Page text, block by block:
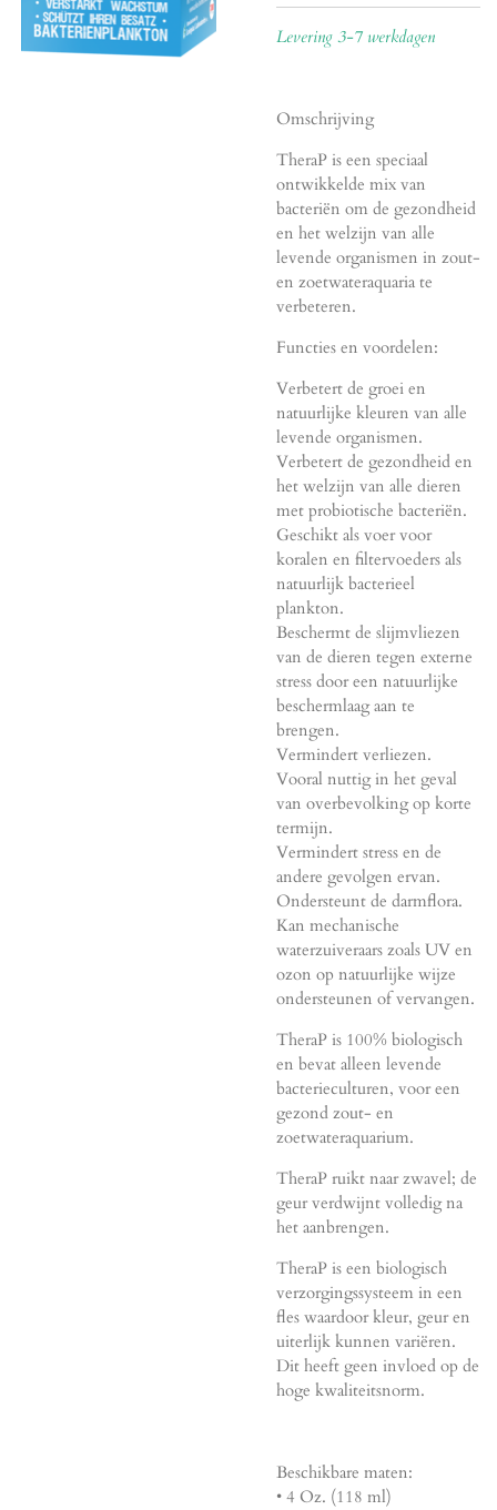
Levering 3-7 werkdagen
Omschrijving
TheraP is een speciaal
ontwikkelde mix van
bacteriën om de gezondheid
en het welzijn van alle
levende organismen in zout-
en zoetwateraquaria te
verbeteren.
Functies en voordelen:
Verbetert de groei en
natuurlijke kleuren van alle
levende organismen.
Verbetert de gezondheid en
het welzijn van alle dieren
met probiotische bacteriën.
Geschikt als voer voor
koralen en filtervoeders als
natuurlijk bacterieel
plankton.
Beschermt de slijmvliezen
van de dieren tegen externe
stress door een natuurlijke
beschermlaag aan te
brengen.
Vermindert verliezen.
Vooral nuttig in het geval
van overbevolking op korte
termijn.
Vermindert stress en de
andere gevolgen ervan.
Ondersteunt de darmflora.
Kan mechanische
waterzuiveraars zoals UV en
ozon op natuurlijke wijze
ondersteunen of vervangen.
TheraP is 100% biologisch
en bevat alleen levende
bacterieculturen, voor een
gezond zout- en
zoetwateraquarium.
TheraP ruikt naar zwavel; de
geur verdwijnt volledig na
het aanbrengen.
TheraP is een biologisch
verzorgingssysteem in een
fles waardoor kleur, geur en
uiterlijk kunnen variëren.
Dit heeft geen invloed op de
hoge kwaliteitsnorm.
Beschikbare maten:
• 4 Oz. (118 ml)